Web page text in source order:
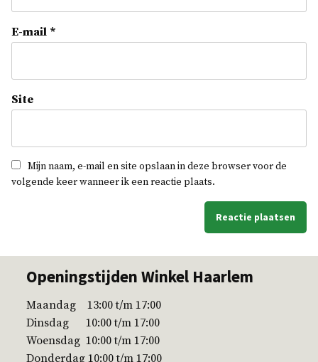
E-mail *
Site
Mijn naam, e-mail en site opslaan in deze browser voor de
volgende keer wanneer ik een reactie plaats.
Openingstijden Winkel Haarlem
Maandag 13:00 t/m 17:00
Dinsdag 10:00 t/m 17:00
Woensdag 10:00 t/m 17:00
Donderdag 10:00 t/m 17:00